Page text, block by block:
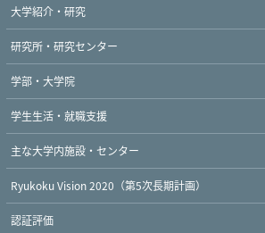
大学紹介・研究
研究所・研究センター
学部・大学院
学生生活・就職支援
主な大学内施設・センター
Ryukoku Vision 2020（第5次長期計画）
認証評価